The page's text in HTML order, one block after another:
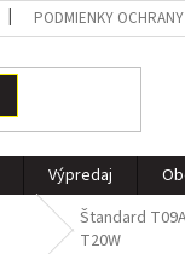
PODMIENKY OCHRANY
Výpredaj
Štandard
T20W